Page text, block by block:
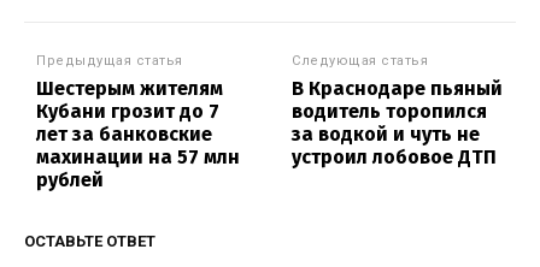
Предыдущая статья
Шестерым жителям
Кубани грозит до 7
лет за банковские
махинации на 57 млн
рублей
Следующая статья
В Краснодаре пьяный
водитель торопился
за водкой и чуть не
устроил лобовое ДТП
ОСТАВЬТЕ ОТВЕТ